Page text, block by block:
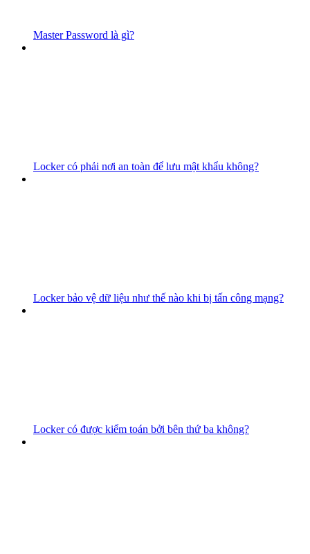
Master Password là gì?
Locker có phải nơi an toàn để lưu mật khẩu không?
Locker bảo vệ dữ liệu như thế nào khi bị tấn công mạng?
Locker có được kiểm toán bởi bên thứ ba không?